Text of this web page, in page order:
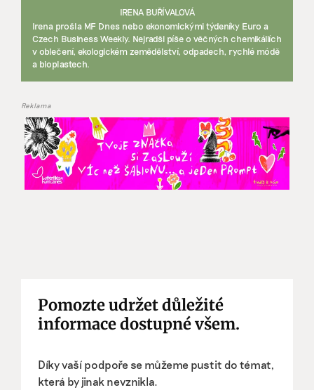
IRENA BUŘÍVALOVÁ
Irena prošla MF Dnes nebo ekonomickými týdeníky Euro a
Czech Business Weekly. Nejradši píše o věčných chemikáliích
v oblečení, ekologickém zemědělství, odpadech, rychlé módě
a bioplastech.
Reklama
Pomozte udržet důležité
informace dostupné všem.
Díky vaší podpoře se můžeme pustit do témat,
která by jinak nevznikla.